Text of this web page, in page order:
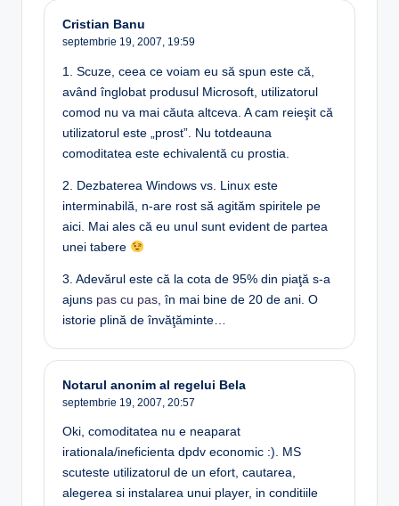
Cristian Banu
septembrie 19, 2007, 19:59
1. Scuze, ceea ce voiam eu să spun este că,
având înglobat produsul Microsoft, utilizatorul
comod nu va mai căuta altceva. A cam reieşit că
utilizatorul este „prost”. Nu totdeauna
comoditatea este echivalentă cu prostia.
2. Dezbaterea Windows vs. Linux este
interminabilă, n-are rost să agităm spiritele pe
aici. Mai ales că eu unul sunt evident de partea
unei tabere
3. Adevărul este că la cota de 95% din piaţă s-a
ajuns pas cu pas , în mai bine de 20 de ani. O
istorie plină de învăţăminte…
Notarul anonim al regelui Bela
septembrie 19, 2007, 20:57
Oki, comoditatea nu e neaparat
irationala/ineficienta dpdv economic :). MS
scuteste utilizatorul de un efort, cautarea,
alegerea si instalarea unui player, in conditiile